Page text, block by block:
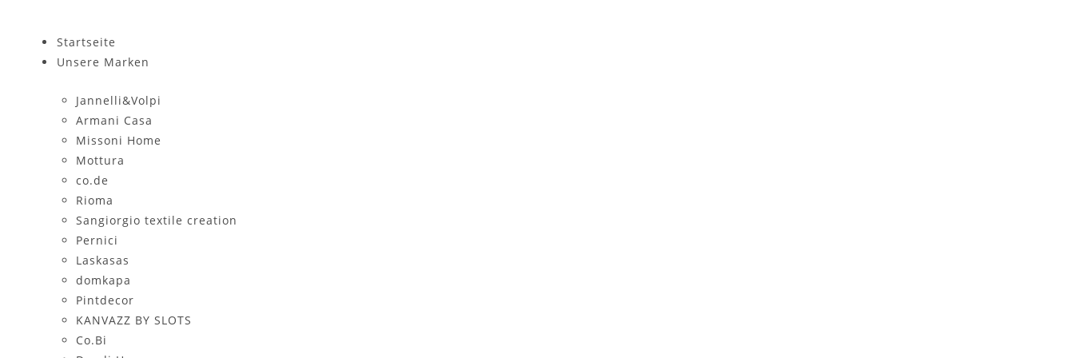
springen
Startseite
Unsere Marken
Jannelli&Volpi
Armani Casa
Missoni Home
Mottura
co.de
Rioma
Sangiorgio textile creation
Pernici
Laskasas
domkapa
Pintdecor
KANVAZZ BY SLOTS
Co.Bi